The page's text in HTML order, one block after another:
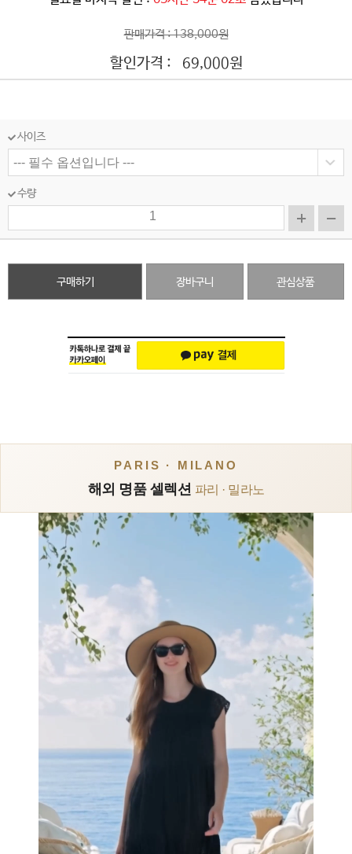
판매가격 : 138,000원
할인가격 : 69,000원
사이즈
수량
구매하기 장바구니 관심상품
PARIS · MILANO
해외 명품 셀렉션 파리 · 밀라노